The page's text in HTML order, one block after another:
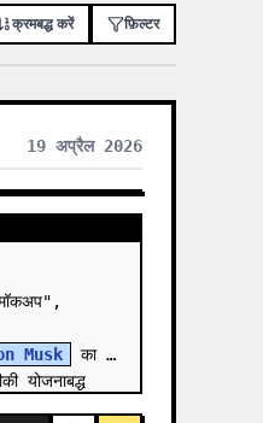
क्रमबद्ध करें फ़िल्टर
19 अप्रैल 2026
Musk
का
योजनाबद्ध